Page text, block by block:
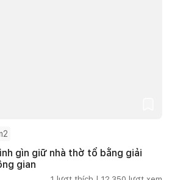
gìn giữ nhà thờ tổ bằng giải
gian